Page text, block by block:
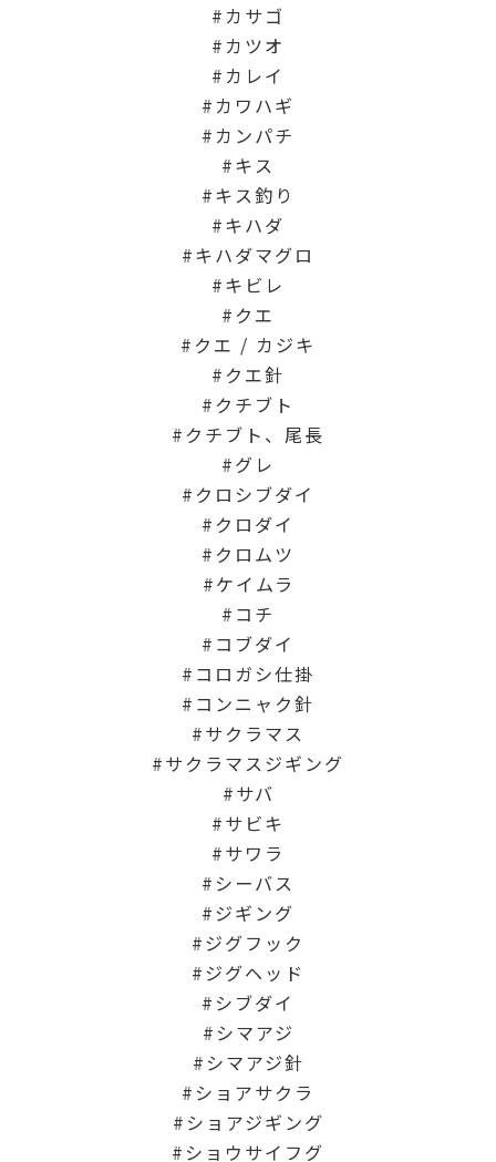
カサゴ
カツオ
カレイ
カワハギ
カンパチ
キス
キス釣り
キハダ
キハダマグロ
キビレ
クエ
クエ / カジキ
クエ針
クチブト
クチブト、尾長
グレ
クロシブダイ
クロダイ
クロムツ
ケイムラ
コチ
コブダイ
コロガシ仕掛
コンニャク針
サクラマス
サクラマスジギング
サバ
サビキ
サワラ
シーバス
ジギング
ジグフック
ジグヘッド
シブダイ
シマアジ
シマアジ針
ショアサクラ
ショアジギング
ショウサイフグ